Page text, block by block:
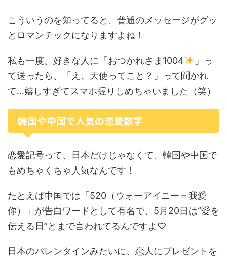
こういうのを知ってると、普通のメッセージがグッ
とロマンチックになりますよね！
私も一度、好きな人に「おつかれさま1004
」っ
て送ったら、「え、天使ってこと？」って聞かれ
て…嬉しすぎてスマホ握りしめちゃいました（笑）
韓国や中国で人気の恋愛数字
恋愛記号って、日本だけじゃなくて、韓国や中国で
もめちゃくちゃ人気なんです！
たとえば中国では「520（ウォーアイニー＝我愛
你）」が告白ワードとして有名で、5月20日は“愛を
伝える日”とまで言われてるんですよ♡
日本のバレンタインみたいに、恋人にプレゼントを